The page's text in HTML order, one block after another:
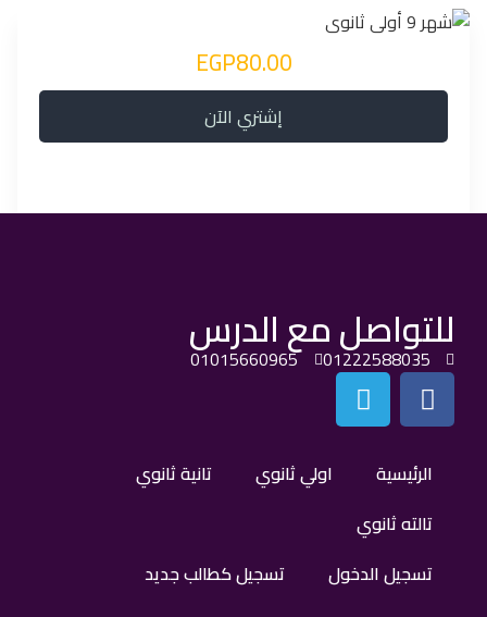
EGP80.00
إشتري الآن
الرئيسية اولي ثانوي
تانية ثانوي
تالته ثانوي
تسجيل الدخول
تسجيل كطالب جديد
للتواصل مع الدرس
01222588035
01015660965